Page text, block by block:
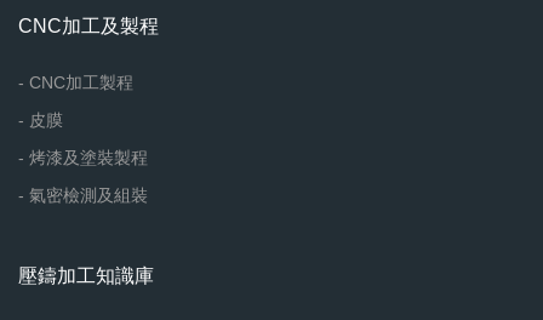
CNC加工及製程
- CNC加工製程
- 皮膜
- 烤漆及塗裝製程
- 氣密檢測及組裝
壓鑄加工知識庫